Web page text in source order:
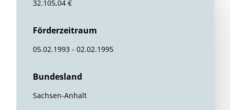
32.105,04 €
Förderzeitraum
05.02.1993 - 02.02.1995
Bundesland
Sachsen-Anhalt